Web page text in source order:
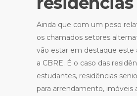
Ainda que com um peso
os chamados setores
vão estar em destaque este
a CBRE. É o caso das
estudantes, residências
para arrendamento, imóveis